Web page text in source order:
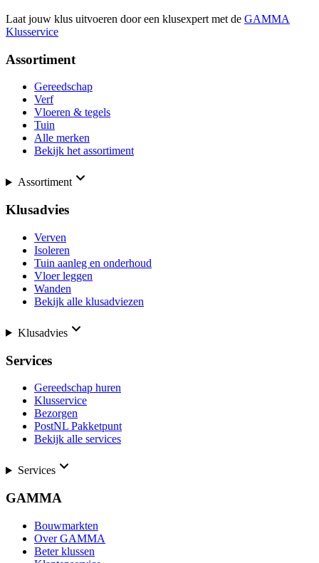
Laat jouw klus uitvoeren door een klusexpert met de GAMMA
Klusservice
Assortiment
Gereedschap
Verf
Vloeren & tegels
Tuin
Alle merken
Bekijk het assortiment
Assortiment
Klusadvies
Verven
Isoleren
Tuin aanleg en onderhoud
Vloer leggen
Wanden
Bekijk alle klusadviezen
Klusadvies
Services
Gereedschap huren
Klusservice
Bezorgen
PostNL Pakketpunt
Bekijk alle services
Services
GAMMA
Bouwmarkten
Over GAMMA
Beter klussen